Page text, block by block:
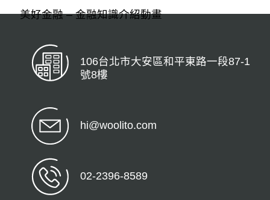
美好金融 – 金融知識介紹動畫
106台北市大安區和平東路一段87-1
號8樓
hi@woolito.com
02-2396-8589